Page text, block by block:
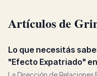
Artículos de
Lo que necesitás
"Efecto Expatriado"